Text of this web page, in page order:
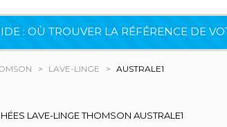
: OÙ TROUVER LA RÉFÉRENCE DE
LAVE-LINGE AUSTRALE1
LAVE-LINGE THOMSON AUSTRALE1